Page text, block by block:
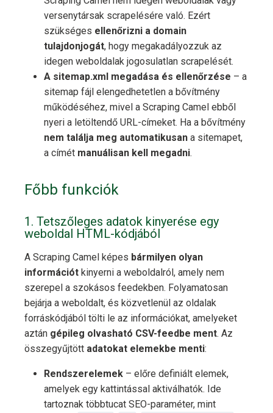
versenytársak scrapelésére való. Ezért
szükséges ellenőrizni a domain
tulajdonjogát, hogy megakadályozzuk az
idegen weboldalak jogosulatlan scrapelését.
A sitemap.xml megadása és ellenőrzése – a
sitemap fájl elengedhetetlen a bővítmény
működéséhez, mivel a Scraping Camel ebből
nyeri a letöltendő URL-címeket. Ha a bővítmény
nem találja meg automatikusan a sitemapet,
a címét manuálisan kell megadni.
Főbb funkciók
1. Tetszőleges adatok kinyerése egy
weboldal HTML-kódjából
A Scraping Camel képes bármilyen olyan
információt kinyerni a weboldalról, amely nem
szerepel a szokásos feedekben. Folyamatosan
bejárja a weboldalt, és közvetlenül az oldalak
forráskódjából tölti le az információkat, amelyeket
aztán gépileg olvasható CSV-feedbe ment. Az
összegyűjtött adatokat elemekbe menti:
Rendszerelemek – előre definiált elemek,
amelyek egy kattintással aktiválhatók. Ide
tartoznak többtucat SEO-paraméter, mint